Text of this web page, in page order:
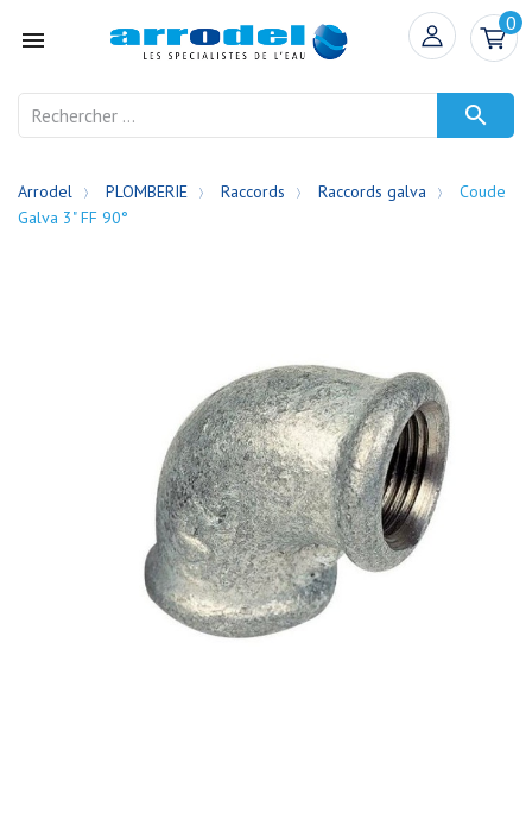

0

Arrodel PLOMBERIE Raccords Raccords galva
Coude
Galva 3" FF 90°